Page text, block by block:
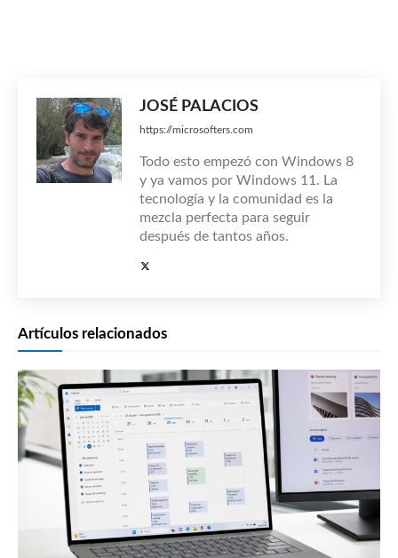
JOSÉ PALACIOS
https://microsofters.com
Todo esto empezó con Windows 8
y ya vamos por Windows 11. La
tecnología y la comunidad es la
mezcla perfecta para seguir
después de tantos años.
Artículos relacionados